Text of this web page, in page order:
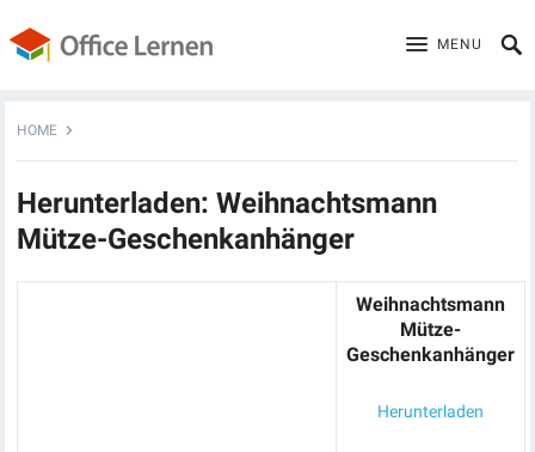
MENU
HOME
Herunterladen: Weihnachtsmann
Mütze-Geschenkanhänger
Weihnachtsmann
Mütze-
Geschenkanhänger
Herunterladen